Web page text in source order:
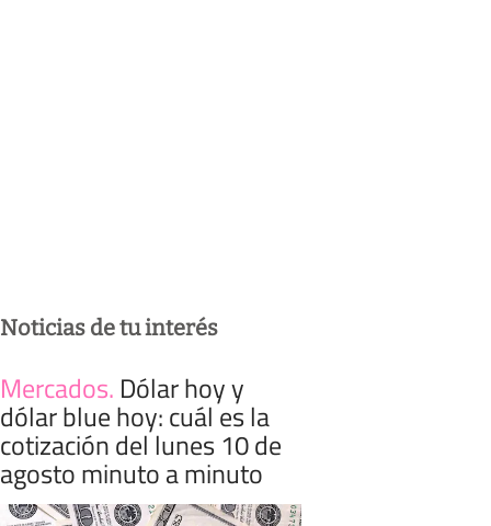
Noticias de tu interés
Mercados. Dólar hoy y
dólar blue hoy: cuál es la
cotización del lunes 10 de
agosto minuto a minuto